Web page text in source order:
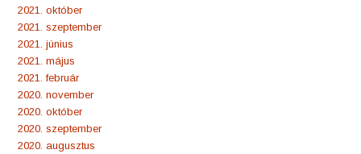
2021. október
2021. szeptember
2021. június
2021. május
2021. február
2020. november
2020. október
2020. szeptember
2020. augusztus